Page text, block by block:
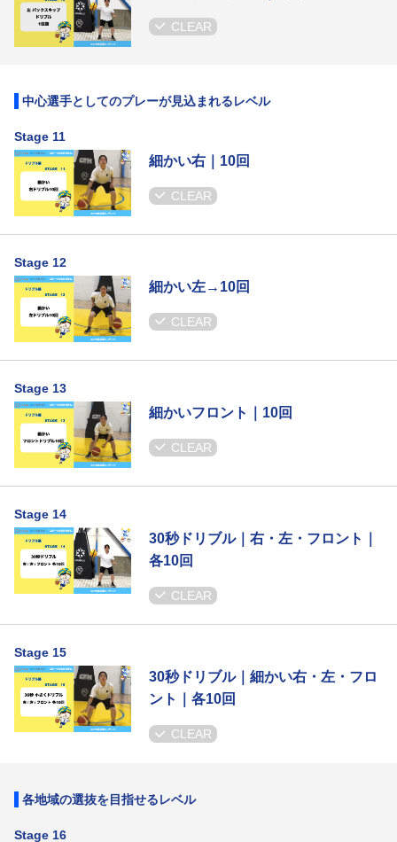
CLEAR
中心選手としてのプレーが見込まれるレベル
Stage 11
細かい右｜10回
CLEAR
Stage 12
細かい左→10回
CLEAR
Stage 13
細かいフロント｜10回
CLEAR
Stage 14
30秒ドリブル｜右・左・フロント｜
各10回
CLEAR
Stage 15
30秒ドリブル｜細かい右・左・フロ
ント｜各10回
CLEAR
各地域の選抜を目指せるレベル
Stage 16